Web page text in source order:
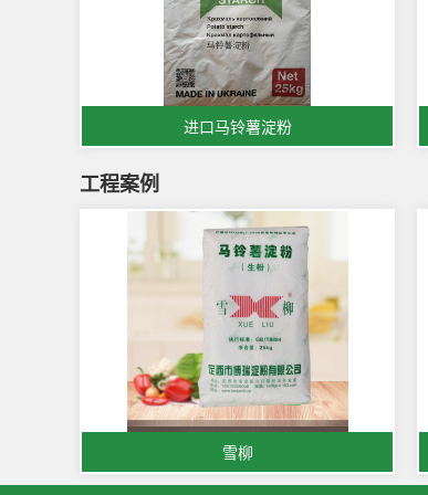
进口马铃薯淀粉
工程案例
雪柳